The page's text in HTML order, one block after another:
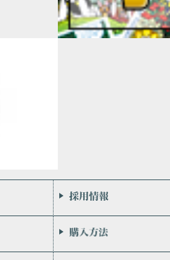
会社案内
お問い合わせ